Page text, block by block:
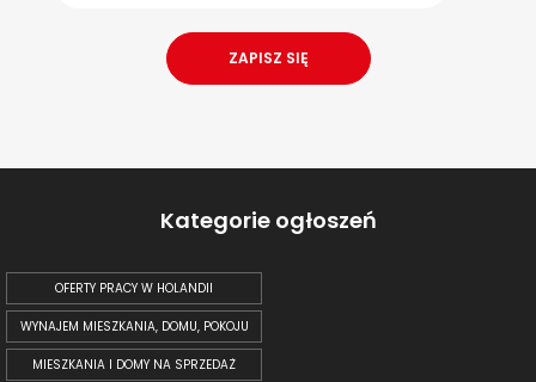
Kategorie ogłoszeń
OFERTY PRACY W HOLANDII
WYNAJEM MIESZKANIA, DOMU, POKOJU
MIESZKANIA I DOMY NA SPRZEDAŻ